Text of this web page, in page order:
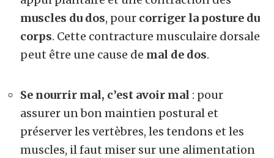
muscles du dos, pour corriger la posture du
corps. Cette contracture musculaire dorsale
peut être une cause de mal de dos.
Se nourrir mal, c’est avoir mal : pour
assurer un bon maintien postural et
préserver les vertèbres, les tendons et les
muscles, il faut miser sur une alimentation